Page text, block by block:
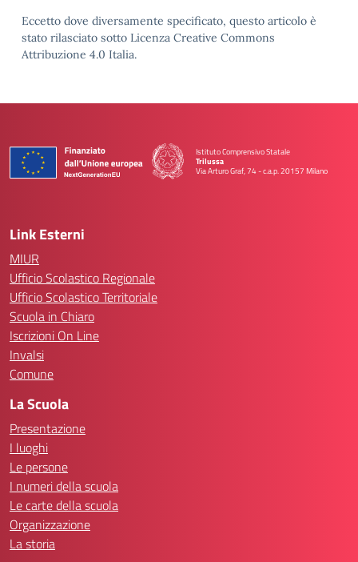
Eccetto dove diversamente specificato, questo articolo è
stato rilasciato sotto Licenza Creative Commons
Attribuzione 4.0 Italia.
Istituto Comprensivo Statale
Trilussa
Via Arturo Graf, 74 - c.a.p. 20157 Milano
— Visita la pagina iniziale della scuola
Link Esterni
MIUR
Ufficio Scolastico Regionale
Ufficio Scolastico Territoriale
Scuola in Chiaro
Iscrizioni On Line
Invalsi
Comune
La Scuola
Presentazione
I luoghi
Le persone
I numeri della scuola
Le carte della scuola
Organizzazione
La storia